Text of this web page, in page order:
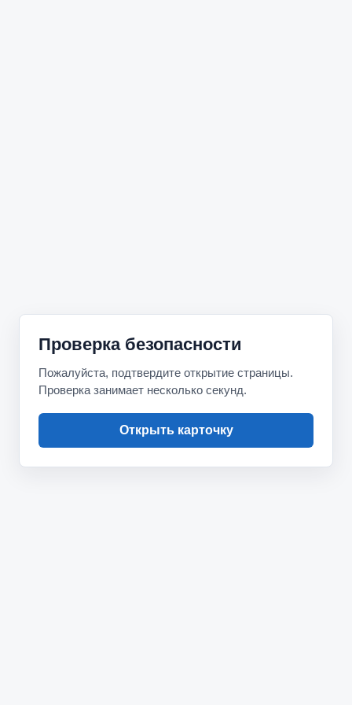
Проверка безопасности
Пожалуйста, подтвердите открытие страницы.
Проверка занимает несколько секунд.
Открыть карточку